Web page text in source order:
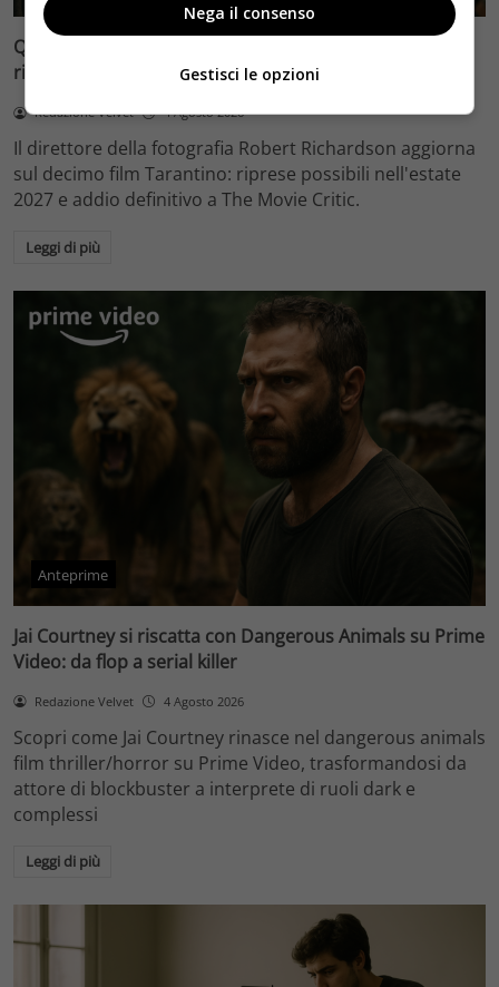
Quentin Tarantino e il decimo film: Robert Richardson
rivela riprese forse nel 2027 e l’addio a The Movie Critic
Redazione Velvet 4 Agosto 2026
Il direttore della fotografia Robert Richardson aggiorna
sul decimo film Tarantino: riprese possibili nell'estate
2027 e addio definitivo a The Movie Critic.
Leggi di più
Anteprime
Jai Courtney si riscatta con Dangerous Animals su Prime
Video: da flop a serial killer
Redazione Velvet 4 Agosto 2026
Scopri come Jai Courtney rinasce nel dangerous animals
film thriller/horror su Prime Video, trasformandosi da
attore di blockbuster a interprete di ruoli dark e
complessi
Leggi di più
Nega il consenso
Gestisci le opzioni